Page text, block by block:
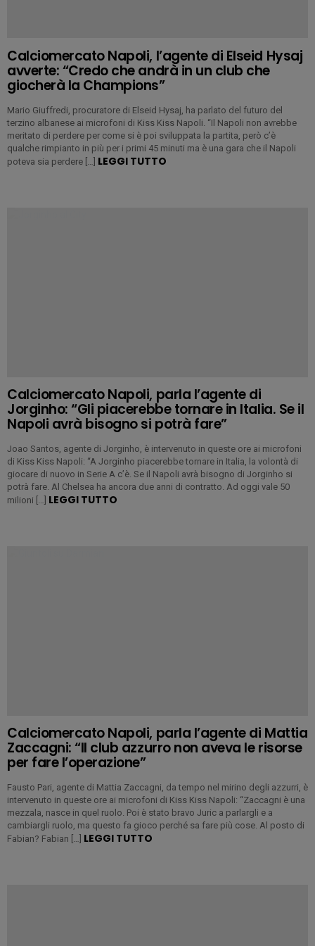
Calciomercato Napoli, l’agente di Elseid Hysaj
avverte: “Credo che andrà in un club che
giocherà la Champions”
Mario Giuffredi, procuratore di Elseid Hysaj, ha parlato del futuro del
terzino albanese ai microfoni di Kiss Kiss Napoli. “Il Napoli non avrebbe
meritato di perdere per come si è poi sviluppata la partita, però c’è
qualche rimpianto in più per i primi 45 minuti ma è una gara che il Napoli
poteva sia perdere […] LEGGI TUTTO
Calciomercato Napoli, parla l’agente di
Jorginho: “Gli piacerebbe tornare in Italia. Se il
Napoli avrà bisogno si potrà fare”
Joao Santos, agente di Jorginho, è intervenuto in queste ore ai microfoni
di Kiss Kiss Napoli: “A Jorginho piacerebbe tornare in Italia, la volontà di
giocare di nuovo in Serie A c’è. Se il Napoli avrà bisogno di Jorginho si
potrà fare. Al Chelsea ha ancora due anni di contratto. Ad oggi vale 50
milioni […] LEGGI TUTTO
Calciomercato Napoli, parla l’agente di Mattia
Zaccagni: “Il club azzurro non aveva le risorse
per fare l’operazione”
Fausto Pari, agente di Mattia Zaccagni, da tempo nel mirino degli azzurri, è
intervenuto in queste ore ai microfoni di Kiss Kiss Napoli: “Zaccagni è una
mezzala, nasce in quel ruolo. Poi è stato bravo Juric a parlargli e a
cambiargli ruolo, ma questo fa gioco perché sa fare più cose. Al posto di
Fabian? Fabian […] LEGGI TUTTO